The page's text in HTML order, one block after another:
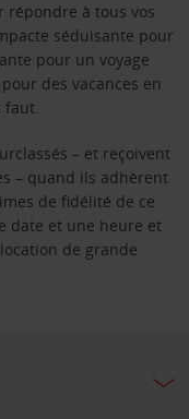
répondre à tous vos
séduisante pour
pour un voyage
des vacances en
faut.
– et reçoivent
– quand ils adhèrent
de fidélité de ce
date et une heure et
de grande